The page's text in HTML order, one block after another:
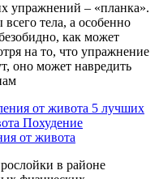
упражнений – «планка».
тела, а особенно
как может
на то, что упражнение
оно может навредить
5 лучших
Похудение
от живота
в районе